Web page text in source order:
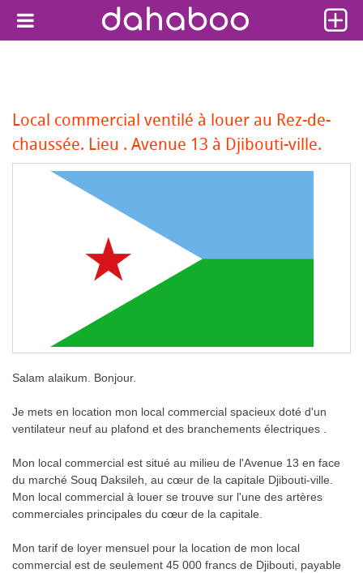
Local commercial ventilé à louer au Rez-de-
chaussée. Lieu . Avenue 13 à Djibouti-ville.
Salam alaikum. Bonjour.
Je mets en location mon local commercial spacieux doté d'un
ventilateur neuf au plafond et des branchements électriques .
Mon local commercial est situé au milieu de l'Avenue 13 en face
du marché Souq Daksileh, au cœur de la capitale Djibouti-ville.
Mon local commercial à louer se trouve sur l'une des artères
commerciales principales du cœur de la capitale.
Mon tarif de loyer mensuel pour la location de mon local
commercial est de seulement 45 000 francs de Djibouti, payable